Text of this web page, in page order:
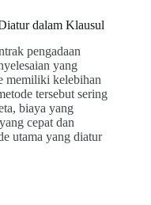
dalam Klausul
pengadaan
yang
memiliki kelebihan
tersebut sering
biaya yang
cepat dan
utama yang diatur